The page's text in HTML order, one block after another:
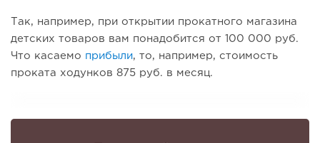
Так, например, при открытии прокатного магазина
детских товаров вам понадобится от 100 000 руб.
Что касаемо прибыли, то, например, стоимость
проката ходунков 875 руб. в месяц.